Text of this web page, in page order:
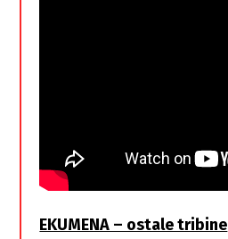
EKUMENA – ostale tribine